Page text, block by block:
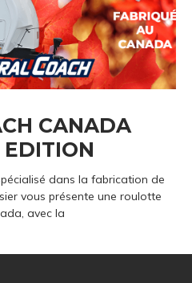
CANADA
EDITION
dans la fabrication de
vous présente une roulotte
avec la